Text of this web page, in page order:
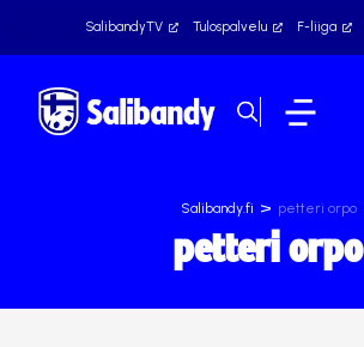
SalibandyTV Tulospalvelu F-liiga
Salibandy.fi > petteri orpo
petteri orpo